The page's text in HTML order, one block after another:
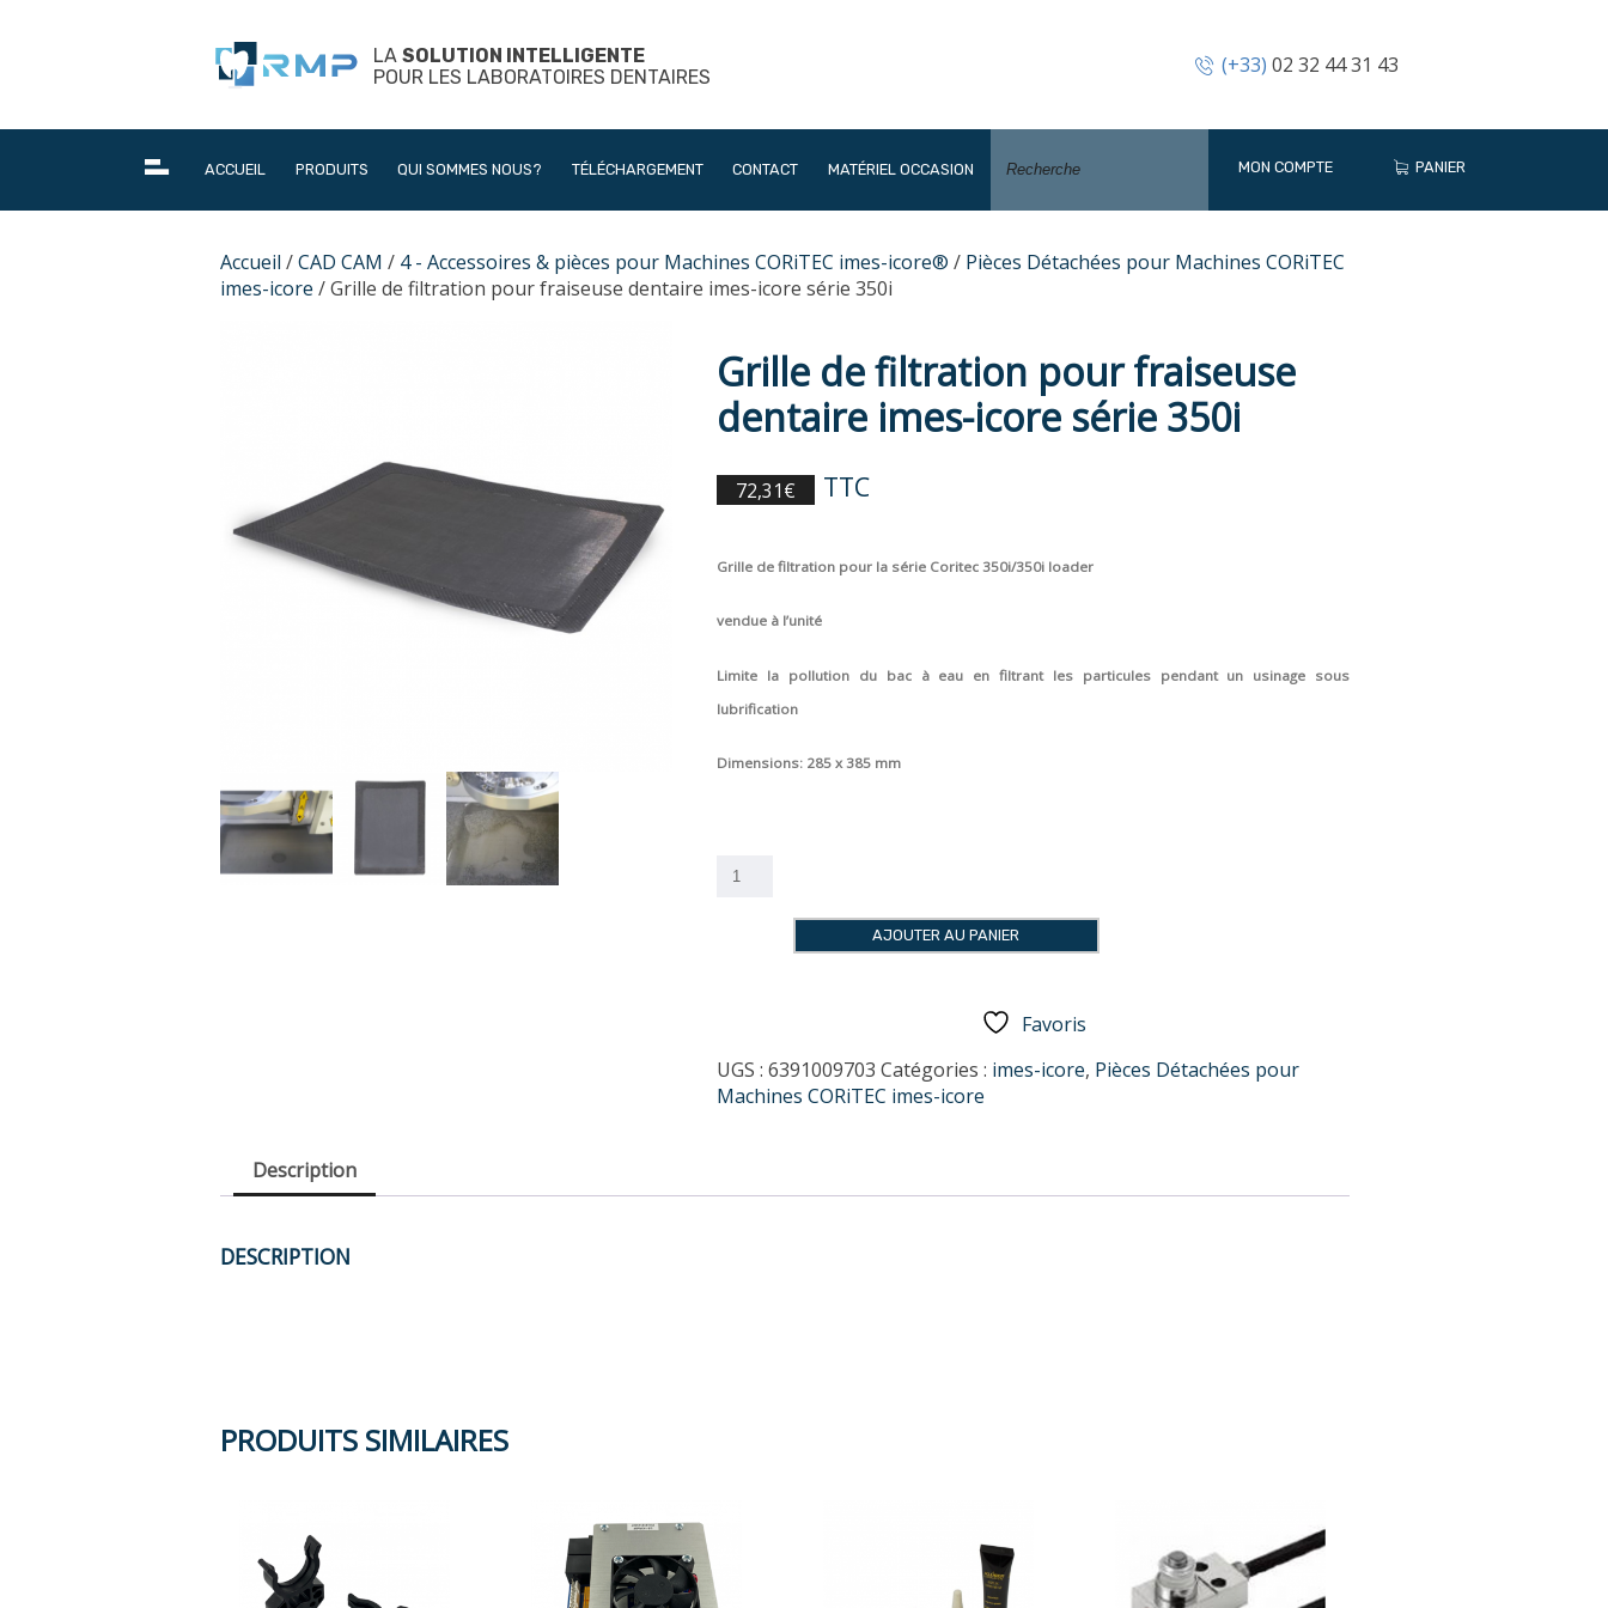
LASOLUTION INTELLIGENTE
POUR LES LABORATOIRES DENTAIRES
(+33) 02 32 44 31 43
ACCUEIL PRODUITS QUI SOMMES NOUS? TÉLÉCHARGEMENT CONTACT MATÉRIEL OCCASION MON COMPTE PANIER
Accueil /CAD CAM / 4 - Accessoires & pièces pour Machines CORiTEC imes-icore® / Pièces Détachées pour Machines CORiTEC
imes-icore / Grille de filtration pour fraiseuse dentaire imes-icore série 350i
Grille de filtration pour fraiseuse
dentaire imes-icore série 350i
72,31€ TTC
Grille de filtration pour la série Coritec 350i/350i loader
vendue à l’unité
Limite la pollution du bac à eau en filtrant les particules pendant un usinage sous
lubrification
Dimensions: 285 x 385 mm
quantité
imes-
icore
AJOUTER AU PANIER
Favoris
UGS :6391009703 Catégories : imes-icore, Pièces Détachées pour
Machines CORiTEC imes-icore
Description
DESCRIPTION
PRODUITS SIMILAIRES